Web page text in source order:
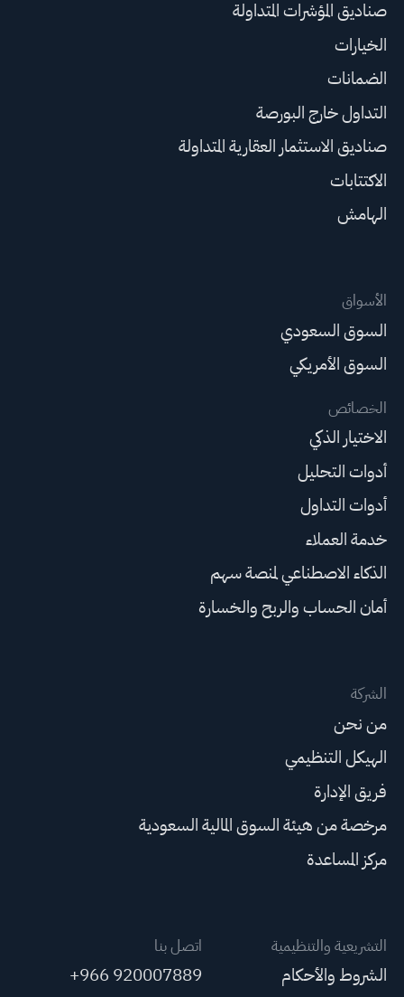
صناديق المؤشرات المتداولة
الخيارات
الضمانات
التداول خارج البورصة
صناديق الاستثمار العقارية المتداولة
الاكتتابات
الهامش
الأسواق
السوق السعودي
السوق الأمريكي
الخصائص
الاختيار الذكي
أدوات التحليل
أدوات التداول
خدمة العملاء
الذكاء الاصطناعي لمنصة سهم
أمان الحساب والربح والخسارة
الشركة
من نحن
الهيكل التنظيمي
فريق الإدارة
مرخصة من هيئة السوق المالية السعودية
مركز المساعدة
التشريعية والتنظيمية
الشروط والأحكام
اتصل بنا
+966 920007889